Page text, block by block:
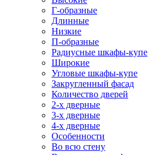
Г-образные
Длинные
Низкие
П-образные
Радиусные шкафы-купе
Широкие
Угловые шкафы-купе
Закругленный фасад
Количество дверей
2-х дверные
3-х дверные
4-х дверные
Особенности
Во всю стену